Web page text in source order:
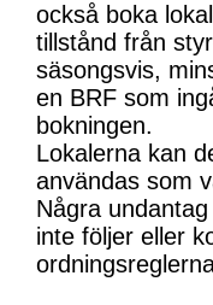
också boka
tillstånd från
säsongsvis,
en BRF som
bokningen.
Lokalerna kan
användas som
Några
inte följer eller